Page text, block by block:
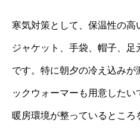
寒気対策として、保温性の
ジャケット、手袋、帽子、
です。特に朝夕の冷え込み
ックウォーマーも用意した
暖房環境が整っているとこ